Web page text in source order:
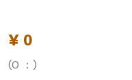
¥ 0
(0 ：)